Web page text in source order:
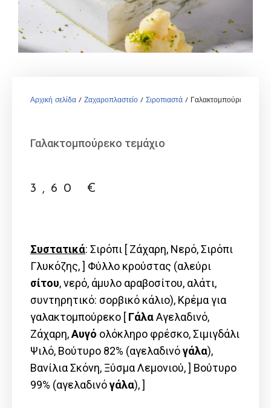
Αρχική σελίδα / Ζαχαροπλαστείο / Σιροπιαστά / Γαλακτομπούρεκο
Γαλακτομπούρεκο τεμάχιο
3,60 €
Συστατικά: Σιρόπι [ Ζάχαρη, Νερό, Σιρόπι
Γλυκόζης, ] Φύλλο κρούστας (αλεύρι
σίτου, νερό, άμυλο αραβοσίτου, αλάτι,
συντηρητικό: σορβικό κάλιο), Κρέμα για
γαλακτομπούρεκο [ΓάλαΑγελαδινό,
Ζάχαρη,Αυγό ολόκληρο φρέσκο, Σιμιγδάλι
Ψιλό, Βούτυρο 82% (αγελαδινόγάλα),
Βανίλια Σκόνη, Ξύσμα Λεμονιού, ] Βούτυρο
99% (αγελαδινόγάλα), ]